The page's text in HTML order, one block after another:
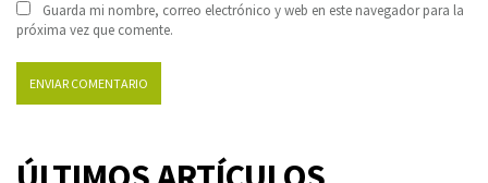
Guarda mi nombre, correo electrónico y web en este navegador para la
próxima vez que comente.